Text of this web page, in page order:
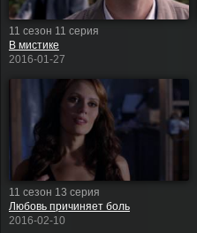
11 сезон 11 серия
В мистике
2016-01-27
11 сезон 13 серия
Любовь причиняет боль
2016-02-10